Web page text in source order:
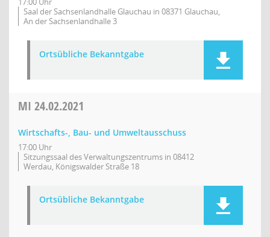
Saal der Sachsenlandhalle Glauchau in 08371 Glauchau,
An der Sachsenlandhalle 3
Ortsübliche Bekanntgabe
MI 24.02.2021
Wirtschafts-, Bau- und Umweltausschuss
17:00 Uhr
Sitzungssaal des Verwaltungszentrums in 08412
Werdau, Königswalder Straße 18
Ortsübliche Bekanntgabe